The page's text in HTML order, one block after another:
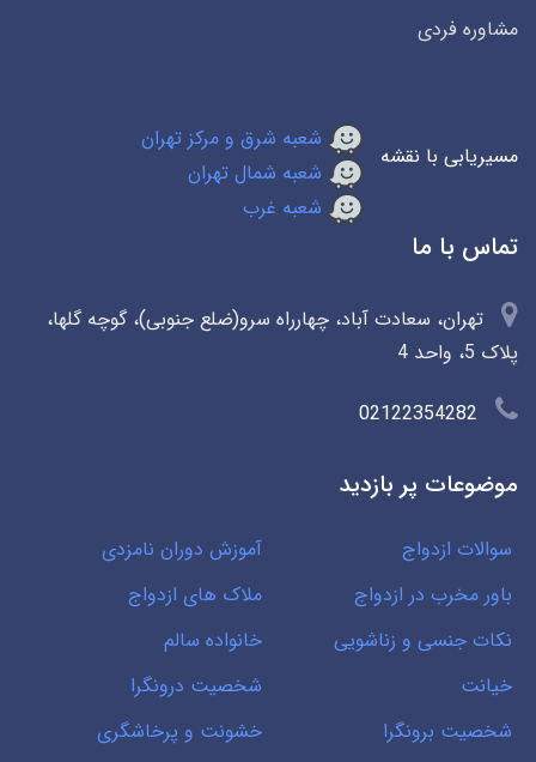
مشاوره فردی
مسیریابی با نقشه
شعبه شرق و مرکز تهران
شعبه شمال تهران
شعبه غرب
تماس با ما
تهران، سعادت آباد، چهارراه سرو(ضلع جنوبی)، گوچه گلها،
پلاک 5، واحد 4
02122354282
موضوعات پر بازدید
سوالات ازدواج
آموزش دوران نامزدی
باور مخرب در ازدواج
ملاک های ازدواج
نکات جنسی و زناشویی
خانواده سالم
خیانت
شخصیت درونگرا
شخصیت برونگرا
خشونت و پرخاشگری